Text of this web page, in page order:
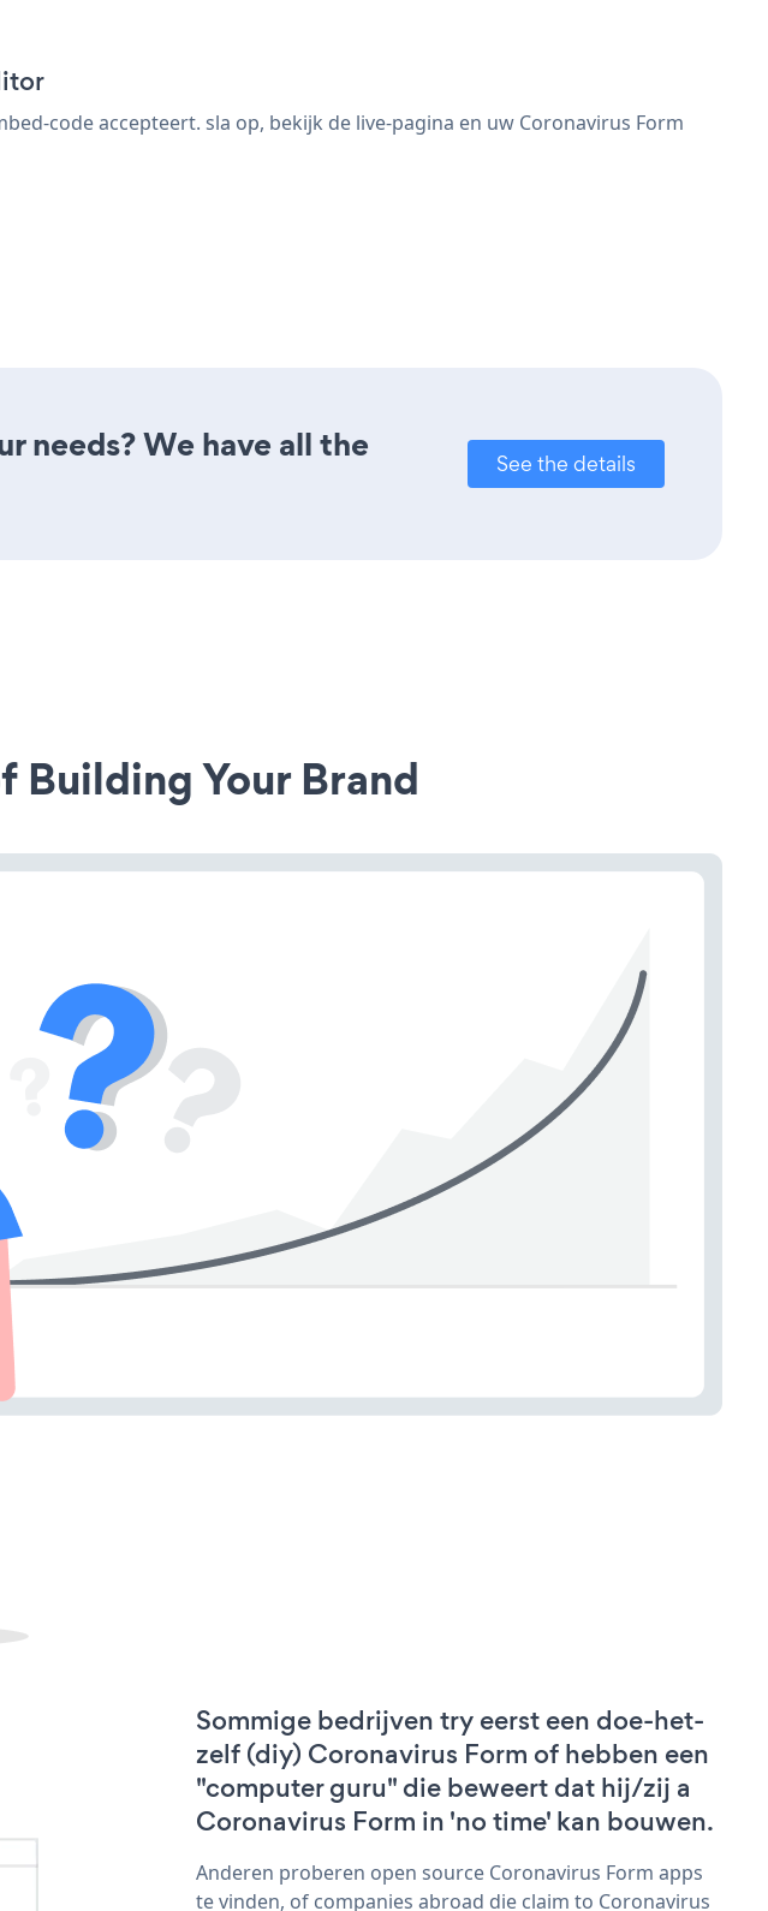
code accepteert. sla op, bekijk de live-pagina en uw Coronavirus Form
needs? We have all the
See the details
Building Your Brand
Sommige bedrijven try eerst een doe-het-
zelf (diy) Coronavirus Form of hebben een
"computer guru" die beweert dat hij/zij a
Coronavirus Form in 'no time' kan bouwen.
Anderen proberen open source Coronavirus Form apps
te vinden, of companies abroad die claim to Coronavirus